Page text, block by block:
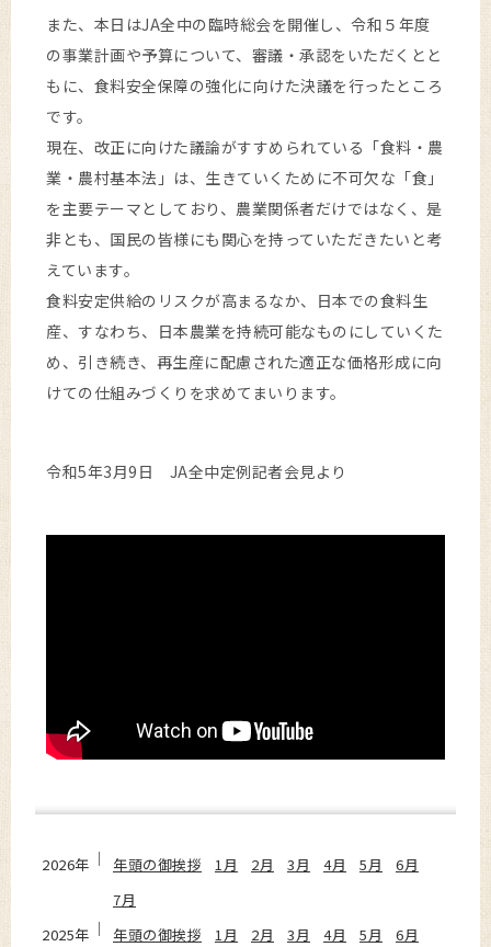
また、本日はJA全中の臨時総会を開催し、令和５年度
の事業計画や予算について、審議・承認をいただくとと
もに、食料安全保障の強化に向けた決議を行ったところ
です。
現在、改正に向けた議論がすすめられている「食料・農
業・農村基本法」は、生きていくために不可欠な「食」
を主要テーマとしており、農業関係者だけではなく、是
非とも、国民の皆様にも関心を持っていただきたいと考
えています。
食料安定供給のリスクが高まるなか、日本での食料生
産、すなわち、日本農業を持続可能なものにしていくた
め、引き続き、再生産に配慮された適正な価格形成に向
けての仕組みづくりを求めてまいります。
令和5年3月9日 JA全中定例記者会見より
2026年 年頭の御挨拶 1月 2月 3月 4月 5月
6月
7月
2025年
年頭の御挨拶 1月 2月 3月 4月 5月
6月